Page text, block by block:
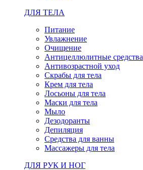
ДЛЯ ТЕЛА
Питание
Увлажнение
Очищение
Антицеллюлитные средства
Антивозрастной уход
Скрабы для тела
Крем для тела
Лосьоны для тела
Маски для тела
Мыло
Дезодоранты
Депиляция
Средства для ванны
Массажеры для тела
ДЛЯ РУК И НОГ